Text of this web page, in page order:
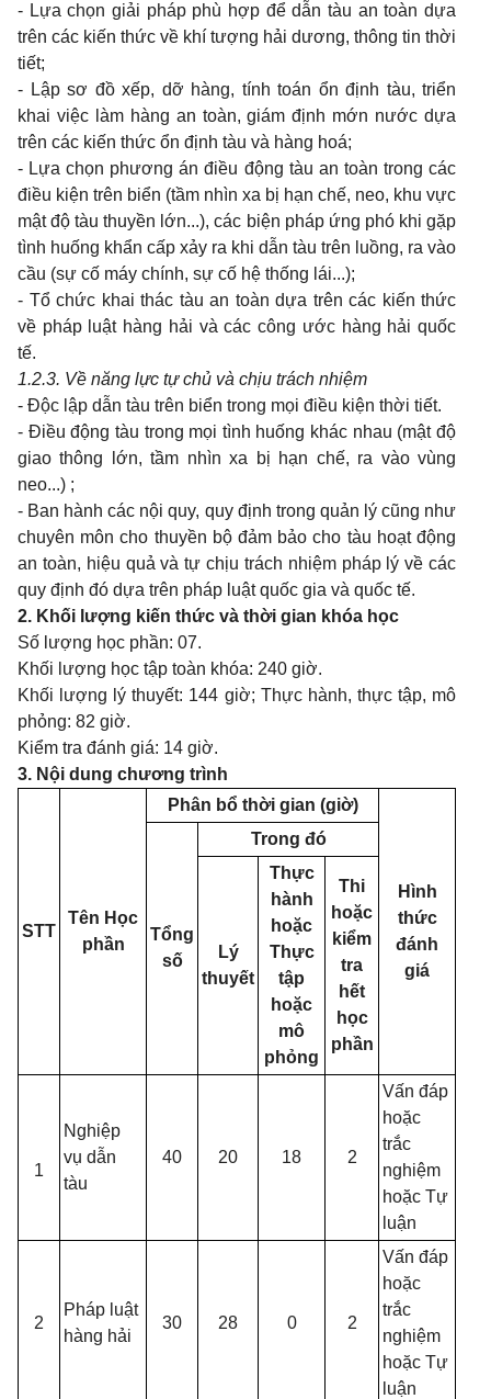
- Lựa chọn giải pháp phù hợp để dẫn tàu an toàn dựa
trên các kiến thức về khí tượng hải dương, thông tin thời
tiết;
- Lập sơ đồ xếp, dỡ hàng, tính toán ổn định tàu, triển
khai việc làm hàng an toàn, giám định mớn nước dựa
trên các kiến thức ổn định tàu và hàng hoá;
- Lựa chọn phương án điều động tàu an toàn trong các
điều kiện trên biển (tầm nhìn xa bị hạn chế, neo, khu vực
mật độ tàu thuyền lớn...), các biện pháp ứng phó khi gặp
tình huống khẩn cấp xảy ra khi dẫn tàu trên luồng, ra vào
cầu (sự cố máy chính, sự cố hệ thống lái...);
- Tổ chức khai thác tàu an toàn dựa trên các kiến thức
về pháp luật hàng hải và các công ước hàng hải quốc
tế.
1.2.3. Về năng lực tự chủ và chịu trách nhiệm
- Độc lập dẫn tàu trên biển trong mọi điều kiện thời tiết.
- Điều động tàu trong mọi tình huống khác nhau (mật độ
giao thông lớn, tầm nhìn xa bị hạn chế, ra vào vùng
neo...) ;
- Ban hành các nội quy, quy định trong quản lý cũng như
chuyên môn cho thuyền bộ đảm bảo cho tàu hoạt động
an toàn, hiệu quả và tự chịu trách nhiệm pháp lý về các
quy định đó dựa trên pháp luật quốc gia và quốc tế.
2. Khối lượng kiến thức và thời gian khóa học
Số lượng học phần: 07.
Khối lượng học tập toàn khóa: 240 giờ.
Khối lượng lý thuyết: 144 giờ; Thực hành, thực tập, mô
phỏng: 82 giờ.
Kiểm tra đánh giá: 14 giờ.
3. Nội dung chương trình
STT
Tên Học
phần
Phân bổ thời gian (giờ)
Hình
thức
đánh
giá
Tổng
số
Trong đó
Lý
thuyết
Thực
hành
hoặc
Thực
tập
hoặc
mô
phỏng
Thi
hoặc
kiểm
tra
hết
học
phần
1
Nghiệp
vụ dẫn
tàu
40 20 18 2
Vấn đáp
hoặc
trắc
nghiệm
hoặc Tự
luận
2
Pháp luật
hàng hải
30 28 0 2
Vấn đáp
hoặc
trắc
nghiệm
hoặc Tự
luận